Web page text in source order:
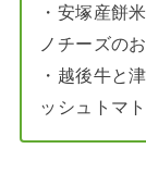
・安塚産餅
ノチーズの
・越後牛と
ッシュトマ